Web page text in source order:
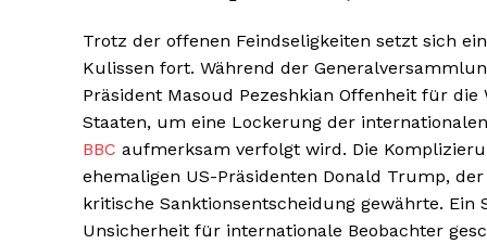
Trotz der offenen Feindseligkeiten setzt sich
Kulissen fort. Während der
Präsident Masoud Pezeshkian Offenheit für
Staaten, um eine Lockerung der
BBC aufmerksam verfolgt wird. Die
ehemaligen US-Präsidenten Donald Trump,
kritische Sanktionsentscheidung gewährte.
Unsicherheit für internationale Beobachter